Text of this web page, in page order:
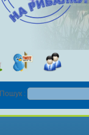
Пошук :